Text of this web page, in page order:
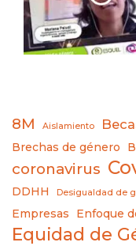
8M Aislamiento
Brechas de género
coronavirus
DDHH
Desigualdad de
Empresas Enfoque
Equidad de